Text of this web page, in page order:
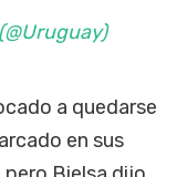
a ​quedarse
​en sus